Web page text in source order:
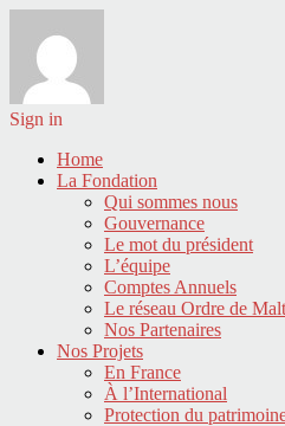
Sign in
Home
La Fondation
Qui sommes nous
Gouvernance
Le mot du président
L’équipe
Comptes Annuels
Le réseau Ordre de
Nos Partenaires
Nos Projets
En France
À l’International
Protection du